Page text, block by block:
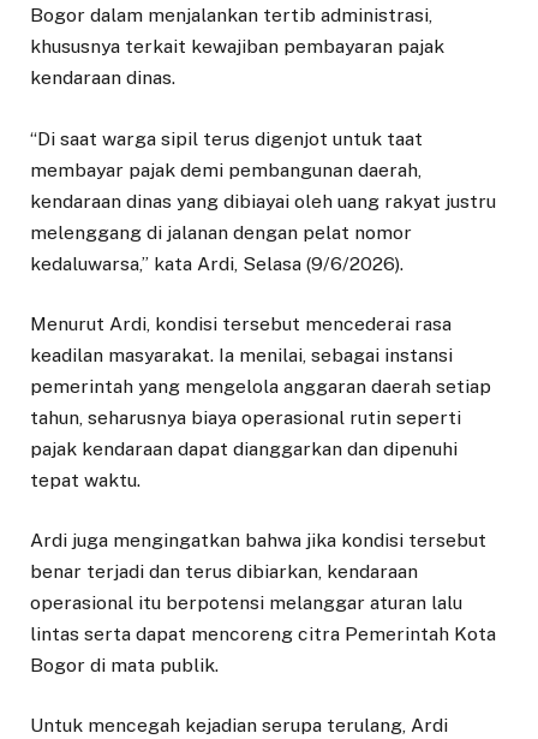
Bogor dalam menjalankan tertib administrasi,
khususnya terkait kewajiban pembayaran pajak
kendaraan dinas.
“Di saat warga sipil terus digenjot untuk taat
membayar pajak demi pembangunan daerah,
kendaraan dinas yang dibiayai oleh uang rakyat justru
melenggang di jalanan dengan pelat nomor
kedaluwarsa,” kata Ardi, Selasa (9/6/2026).
Menurut Ardi, kondisi tersebut mencederai rasa
keadilan masyarakat. Ia menilai, sebagai instansi
pemerintah yang mengelola anggaran daerah setiap
tahun, seharusnya biaya operasional rutin seperti
pajak kendaraan dapat dianggarkan dan dipenuhi
tepat waktu.
Ardi juga mengingatkan bahwa jika kondisi tersebut
benar terjadi dan terus dibiarkan, kendaraan
operasional itu berpotensi melanggar aturan lalu
lintas serta dapat mencoreng citra Pemerintah Kota
Bogor di mata publik.
Untuk mencegah kejadian serupa terulang, Ardi